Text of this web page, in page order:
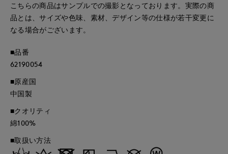
こちらの商品はサンプルでの撮影となっております。実際の商
品とは、サイズや色味、素材、デザイン等の仕様が若干変更に
なる場合がございます。
■品番
62190054
■原産国
中国製
■クオリティ
綿100%
■取扱い方法